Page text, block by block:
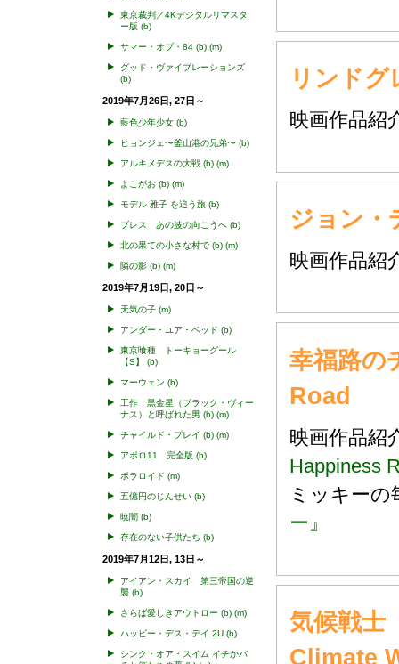
東京裁判／4Kデジタルリマスタ
ー版 (b)
サマー・オブ・84 (b) (m)
グッド・ヴァイブレーションズ
(b)
2019年7月26日, 27日～
藍色少年少女 (b)
ヒョンジェ〜釜山港の兄弟〜 (b)
アルキメデスの大戦 (b) (m)
よこがお (b) (m)
モデル 雅子 を追う旅 (b)
ブレス あの波の向こうへ (b)
北の果ての小さな村で (b) (m)
隣の影 (b) (m)
2019年7月19日, 20日～
天気の子 (m)
アンダー・ユア・ベッド (b)
東京喰種 トーキョーグール
【S】
(b)
マーウェン (b)
工作 黒金星（ブラック・ヴィー
ナス）と呼ばれた男 (b) (m)
チャイルド・プレイ (b) (m)
アポロ11 完全版 (b)
ポラロイド (m)
五億円のじんせい (b)
暁闇 (b)
存在のない子供たち (b)
2019年7月12日, 13日～
アイアン・スカイ 第三帝国の逆
襲 (b)
さらば愛しきアウトロー (b) (m)
ハッピー・デス・デイ 2U (b)
シンク・オア・スイム イチかバ
リンド
映画作品
ジョン・
映画作品
幸福路
Road
映画作品
Happiness
ミッキー
ー』
気候戦
Climate